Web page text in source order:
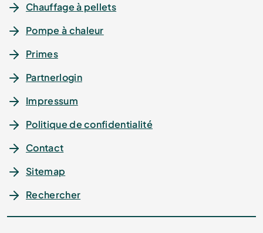
Chauffage à pellets
Pompe à chaleur
Primes
Partnerlogin
Impressum
Politique de confidentialité
Contact
Sitemap
Rechercher